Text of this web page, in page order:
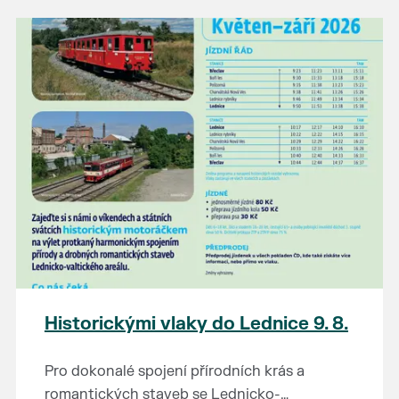
Prodejce prosíme tradičně o příchod 30
minut před začátkem, aby si vše na
prodejních místech stihli přichystat. Pokud
plánujete přijít a chcete rezervovat prodejní
místo, potvrďte prosím účast přes email
petr.vlasak@breclav.eu nebo zde v události,
ať víme, s kolika lidmi máme počítat. Počet
prodejních míst je omezen.
Těšíme se jako vždy!
Historickými vlaky do Lednice 9. 8.
Pro dokonalé spojení přírodních krás a
romantických staveb se Lednicko-